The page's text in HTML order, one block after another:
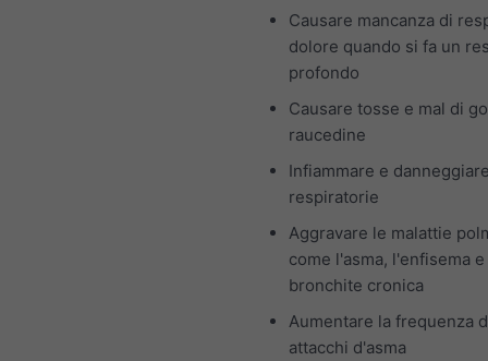
Causare mancanza di
dolore quando si fa un
profondo
Causare tosse e mal di
raucedine
Infiammare e
respiratorie
Aggravare le malattie
come l'asma, l'enfisema e
bronchite cronica
Aumentare la frequenza
attacchi d'asma